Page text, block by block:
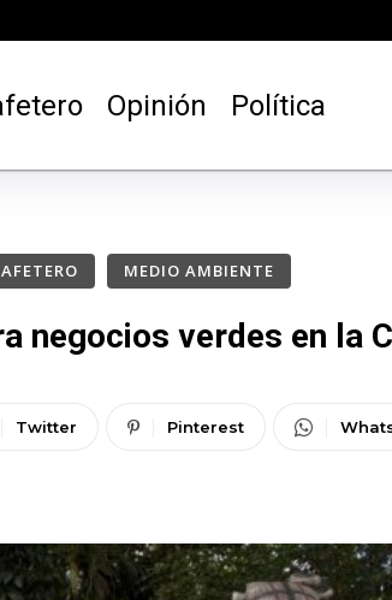
Opinión Política
MEDIO AMBIENTE
verdes en la
Twitter Pinterest